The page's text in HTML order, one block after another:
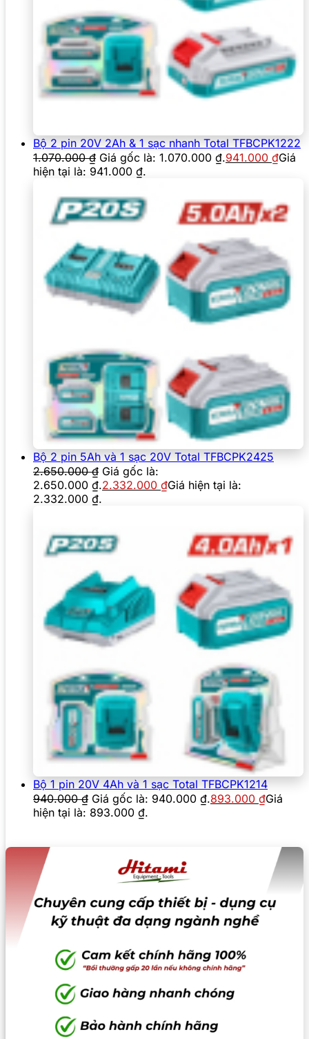
Bộ 2 pin 20V 2Ah & 1 sạc nhanh Total TFBCPK1222
1.070.000₫ Giá gốc là: 1.070.000 ₫.941.000 ₫Giá
hiện tại là: 941.000 ₫.
Bộ 2 pin 5Ah và 1 sạc 20V Total TFBCPK2425
2.650.000₫ Giá gốc là:
2.650.000 ₫.2.332.000 ₫Giá hiện tại là:
2.332.000 ₫.
Bộ 1 pin 20V 4Ah và 1 sạc Total TFBCPK1214
940.000₫ Giá gốc là: 940.000 ₫.893.000 ₫Giá
hiện tại là: 893.000 ₫.